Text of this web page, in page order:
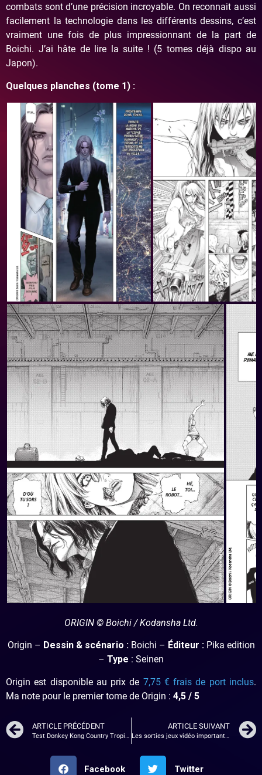
combats sont d’une précision incroyable. On reconnait aussi
facilement la technologie dans les différents dessins, c’est
vraiment une fois de plus impressionnant de la part de
Boichi. J’ai hâte de lire la suite ! (5 tomes déjà dispo au
Japon).
Quelques planches (tome 1) :
ORIGIN © Boichi / Kodansha Ltd.
Origin – Dessin & scénario : Boichi – Éditeur : Pika edition
– Type : Seinen
Origin est disponible au prix de 7,75 € frais de port inclus.
Ma note pour le premier tome de Origin : 4,5 / 5
ARTICLE PRÉCÉDENT
Test Donkey Kong Country Tropical Freeze sur Nintendo Switch
ARTICLE SUIVANT
Les sorties jeux vidéo importantes du mois de juin 2018
Facebook Twitter